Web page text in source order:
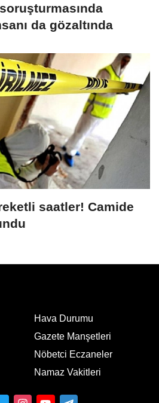
da gözaltında
saatler! Camide
Hava Durumu
Gazete Manşetleri
Nöbetci Eczaneler
Namaz Vakitleri